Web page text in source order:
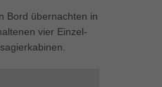
Bord übernachten in
vier Einzel-